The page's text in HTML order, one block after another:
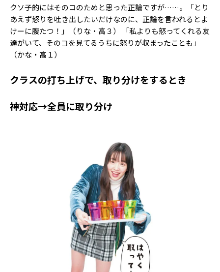
クソ子的にはそのコのためと思った正論ですが……。「とり
あえず怒りを吐き出したいだけなのに、正論を言われるとよ
けーに腹たつ！」（りな・高３） 「私よりも怒ってくれる友
達がいて、そのコを見てるうちに怒りが収まったことも」
（かな・高１）
クラスの打ち上げで、取り分けをするとき
神対応→全員に取り分け